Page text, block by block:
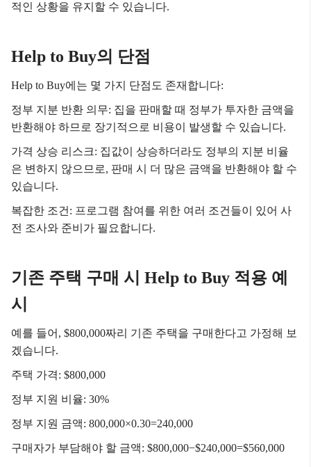
적인 상황을 유지할 수 있습니다.
Help to Buy의 단점
Help to Buy에는 몇 가지 단점도 존재합니다:
정부 지분 반환 의무: 집을 판매할 때 정부가 투자한 금액을
반환해야 하므로 장기적으로 비용이 발생할 수 있습니다.
가격 상승 리스크: 집값이 상승하더라도 정부의 지분 비율
은 변하지 않으므로, 판매 시 더 많은 금액을 반환해야 할 수
있습니다.
복잡한 조건: 프로그램 참여를 위한 여러 조건들이 있어 사
전 조사와 준비가 필요합니다.
기존 주택 구매 시 Help to Buy 적용 예
시
예를 들어, $800,000짜리 기존 주택을 구매한다고 가정해 보
겠습니다.
주택 가격: $800,000
정부 지원 비율: 30%
정부 지원 금액: 800,000×0.30=240,000
구매자가 부담해야 할 금액: $800,000−$240,000=$560,000